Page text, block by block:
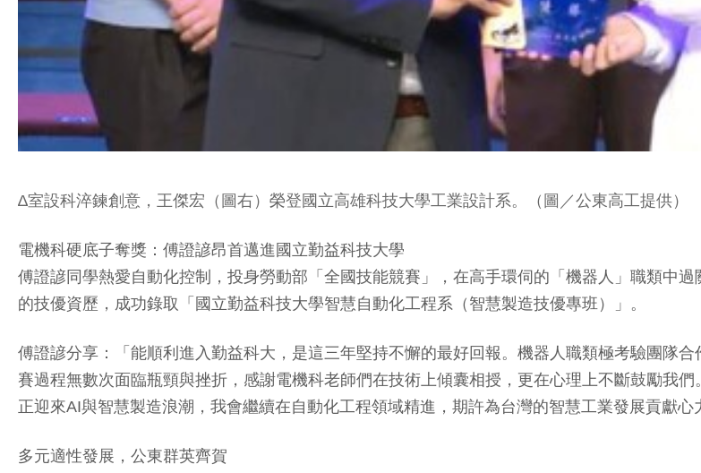
∆室設科淬鍊創意，王傑宏（圖右）榮登國立高雄科技大學工業設計系。（圖／公東高工提供）
電機科硬底子奪獎：傅證諺昂首邁進國立勤益科技大學
傅證諺同學熱愛自動化控制，投身勞動部「全國技能競賽」，在高手環伺的「機器人」職類中
的技優資歷，成功錄取「國立勤益科技大學智慧自動化工程系（智慧製造技優專班）」。
傅證諺分享：「能順利進入勤益科大，是這三年堅持不懈的最好回報。機器人職類極考驗團隊
賽過程無數次面臨瓶頸與挫折，感謝電機科老師們在技術上傾囊相授，更在心理上不斷鼓勵我
正迎來AI與智慧製造浪潮，我會繼續在自動化工程領域精進，期許為台灣的智慧工業發展貢獻心
多元適性發展，公東群英齊賀